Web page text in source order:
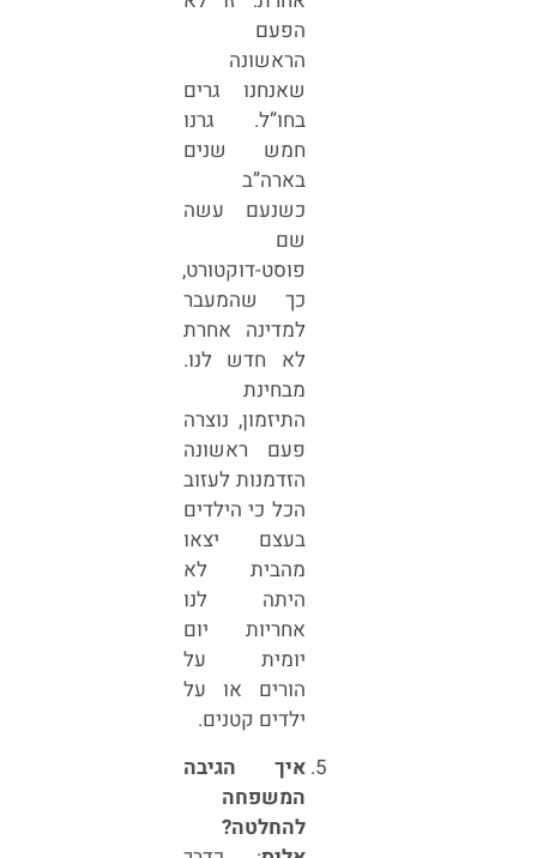
הפעם
הראשונה
שאנחנו גרים
בחו”ל. גרנו
חמש שנים
בארה”ב
כשנעם עשה
שם
פוסט-דוקטורט,
כך שהמעבר
למדינה אחרת
לא חדש לנו.
מבחינת
התיזמון, נוצרה
פעם ראשונה
הזדמנות לעזוב
הכל כי הילדים
בעצם יצאו
מהבית לא
היתה לנו
אחריות יום
יומית על
הורים או על
ילדים קטנים.
איך הגיבה
המשפחה
להחלטה?